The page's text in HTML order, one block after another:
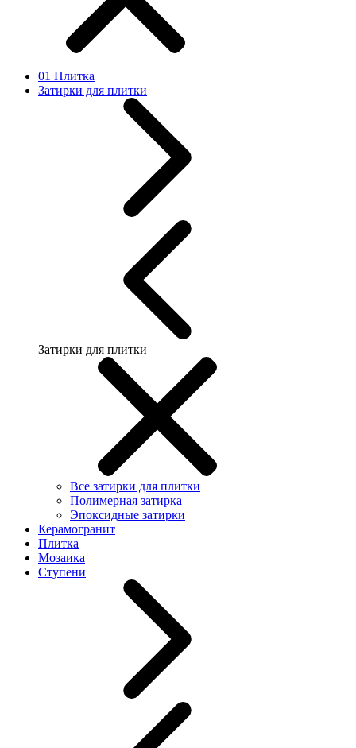
01 Плитка
Затирки для плитки
Затирки для плитки
Все затирки для плитки
Полимерная затирка
Эпоксидные затирки
Керамогранит
Плитка
Мозаика
Ступени